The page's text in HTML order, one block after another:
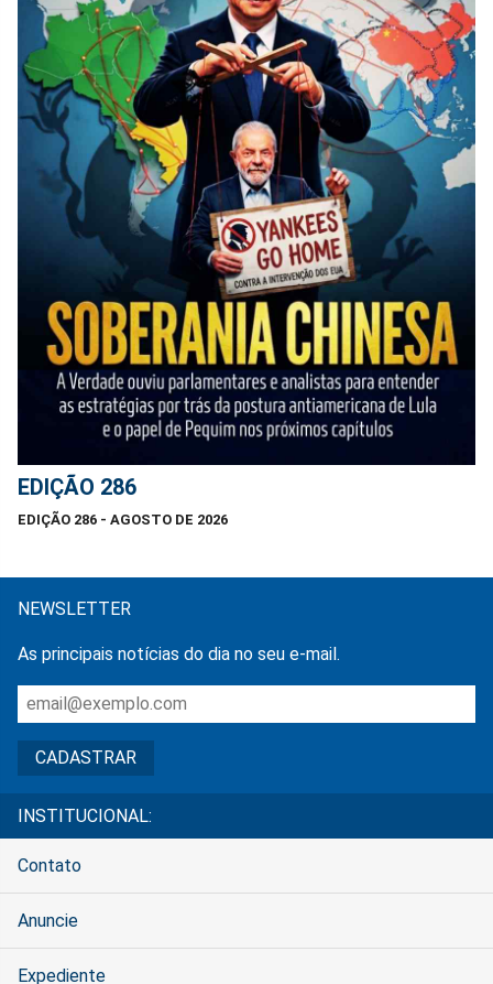
EDIÇÃO 286
EDIÇÃO 286 - AGOSTO DE 2026
NEWSLETTER
As principais notícias do dia no seu e-mail.
INSTITUCIONAL:
Contato
Anuncie
Expediente